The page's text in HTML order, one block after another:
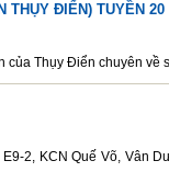
THỤY ĐIỂN) TUYỀN
của Thụy Điển chuyên về
2, KCN Quế Võ, Vân